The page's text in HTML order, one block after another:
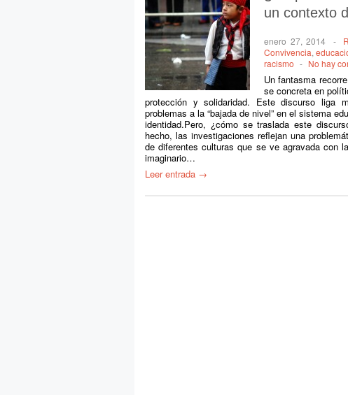
un contexto
enero 27, 2014 -
Convivencia,
racismo - No hay
Un fantasma
se concreta en
protección y solidaridad. Este discurso liga
problemas a la “bajada de nivel” en el sistema
identidad.Pero, ¿cómo se traslada este
hecho, las investigaciones reflejan una
de diferentes culturas que se ve agravada con
imaginario…
Leer entrada →